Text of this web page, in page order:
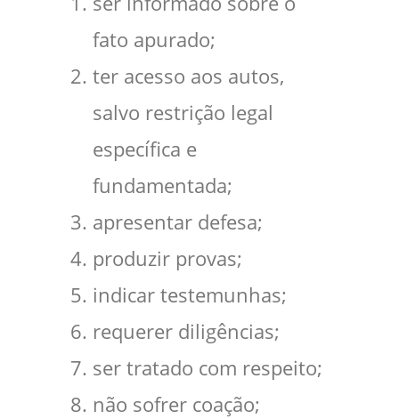
fato apurado;
ter acesso aos autos,
salvo restrição legal
específica e
fundamentada;
apresentar defesa;
produzir provas;
indicar testemunhas;
requerer diligências;
ser tratado com respeito;
não sofrer coação;